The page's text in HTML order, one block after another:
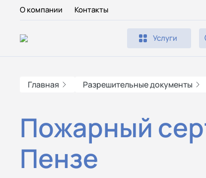
О компании Контакты
Услуги
Главная Разрешительные документы
Пожарный
Пензе